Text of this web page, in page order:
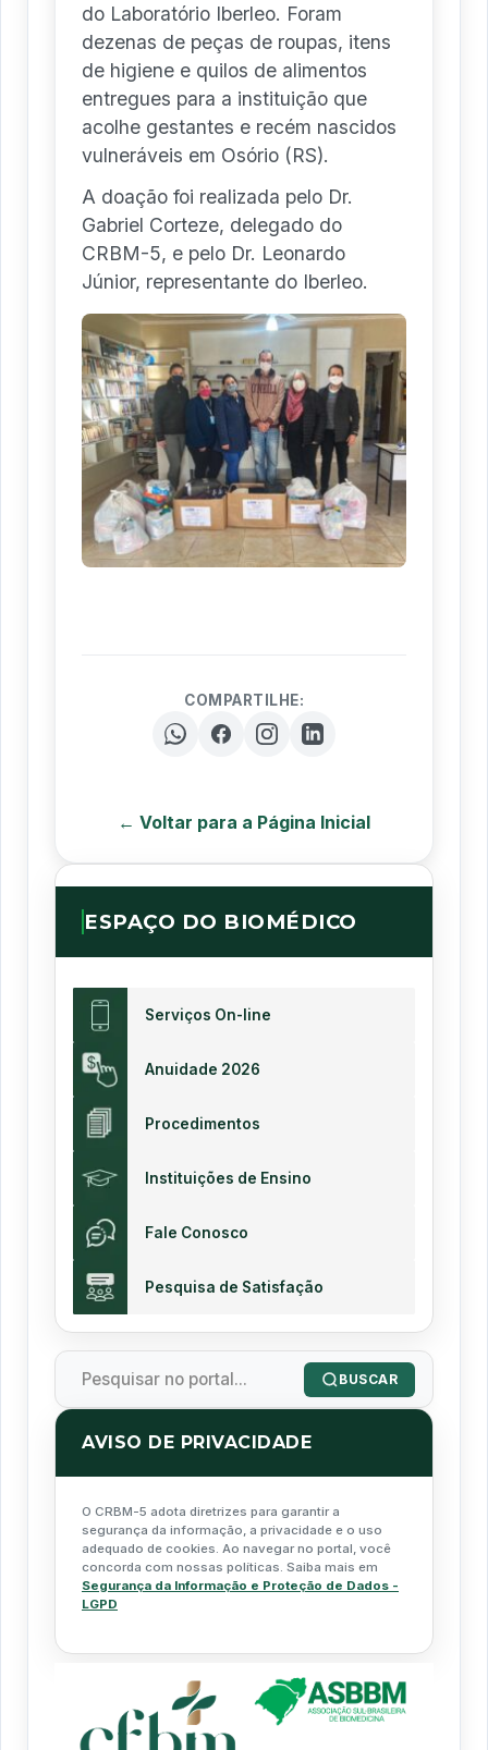
do Laboratório Iberleo. Foram
dezenas de peças de roupas, itens
de higiene e quilos de alimentos
entregues para a instituição que
acolhe gestantes e recém nascidos
vulneráveis em Osório (RS).
A doação foi realizada pelo Dr.
Gabriel Corteze, delegado do
CRBM-5, e pelo Dr. Leonardo
Júnior, representante do Iberleo.
COMPARTILHE:
← Voltar para a Página Inicial
ESPAÇO DO BIOMÉDICO
Serviços On-line
Anuidade 2026
Procedimentos
Instituições de Ensino
Fale Conosco
Pesquisa de Satisfação
BUSCAR
AVISO DE PRIVACIDADE
O CRBM-5 adota diretrizes para garantir a
segurança da informação, a privacidade e o uso
adequado de cookies. Ao navegar no portal, você
concorda com nossas políticas. Saiba mais em
Segurança da Informação e Proteção de Dados -
LGPD